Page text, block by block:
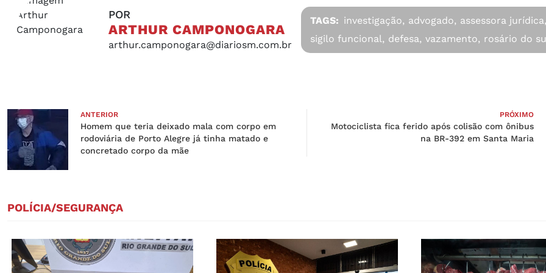
POR
ARTHUR CAMPONOGARA
arthur.camponogara@diariosm.com.br
TAGS: investigação, advogado, assessora
sigilo funcional, defesa, vazamento, rosário do
ANTERIOR
Homem que teria deixado mala com corpo em
rodoviária de Porto Alegre já tinha matado e
concretado corpo da mãe
PRÓXIMO
Motociclista fica ferido após colisão com ônibus
na BR-392 em Santa Maria
POLÍCIA/SEGURANÇA